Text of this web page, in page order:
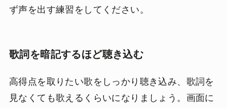
ず声を出す練習をしてください。
歌詞を暗記するほど聴き込む
高得点を取りたい歌をしっかり聴き込み、歌詞を
見なくても歌えるくらいになりましょう。画面に